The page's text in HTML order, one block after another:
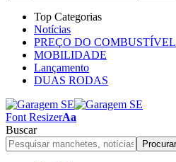
Top Categorias
Notícias
PREÇO DO COMBUSTÍVEL
MOBILIDADE
Lançamento
DUAS RODAS
Font ResizerAa
Buscar